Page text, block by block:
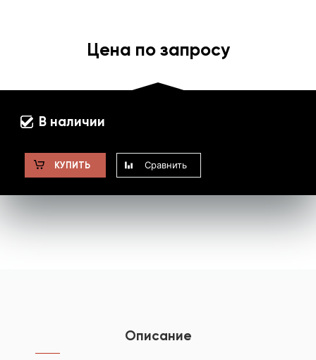
Цена по запросу
В наличии
КУПИТЬ Сравнить
Описание